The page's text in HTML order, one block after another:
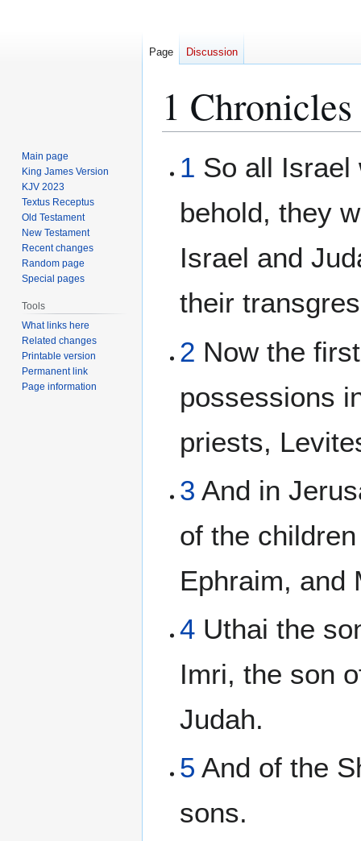
1
toto
1 So all Israel
behold, they
Israel and
their
2 Now the
possessions
priests,
3 And in
of the
Ephraim, and
4 Uthai the
Imri, the son
Judah.
5 And of the
sons.
Page Discussion
Main page
King James Version
KJV 2023
Textus Receptus
Old Testament
New Testament
Recent changes
Random page
Special pages
Tools
What links here
Related changes
Printable version
Permanent link
Page information